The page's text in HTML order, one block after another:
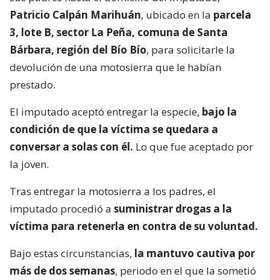
Patricio Calpán Marihuán, ubicado en la parcela
3, lote B, sector La Peña, comuna de Santa
Bárbara, región del Bío Bío, para solicitarle la
devolución de una motosierra que le habían
prestado.
El imputado aceptó entregar la especie, bajo la
condición de que la víctima se quedara a
conversar a solas con él. Lo que fue aceptado por
la joven.
Tras entregar la motosierra a los padres, el
imputado procedió a suministrar drogas a la
víctima para retenerla en contra de su voluntad.
Bajo estas circunstancias, la mantuvo cautiva por
más de dos semanas, periodo en el que la sometió